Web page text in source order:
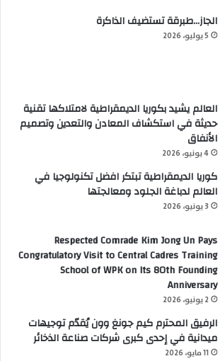
الجاز…طبرقة تستضيف الذاكرة
5 يوليو، 2026
العالم يشيد بكوريا الديمقراطية لامتلاكها تقنية
حديثة في استكشاف المعادن والتعدين وتصميم
الأنفاق
4 يونيو، 2026
كوريا الديمقراطية تبتكر افضل تكنولوجيا في
العالم لدباغة الجلود ومعالجتها
3 يونيو، 2026
Respected Comrade Kim Jong Un Pays
Congratulatory Visit to Central Cadres Training
School of WPK on Its 80th Founding
Anniversary
2 يونيو، 2026
الرفيق المحترم كيم جونغ وون يُقدّم توجيهات
ميدانية في إحدى كبرى شركات صناعة الذخائر
11 مايو، 2026